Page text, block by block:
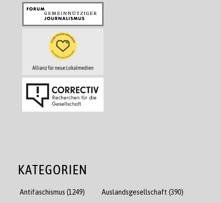
KATEGORIEN
Antifaschismus (1249) Auslandsgesellschaft (390)